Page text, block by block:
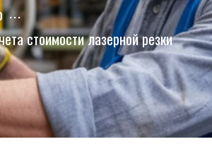
стоимости лазерной резки